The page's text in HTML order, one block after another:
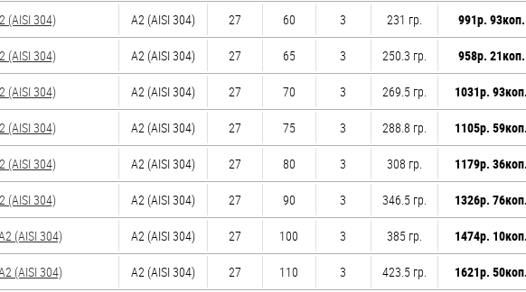
(AISI 304) А2 (AISI 304) 27 60 3 231 гр. 991р. 93коп.
(AISI 304) А2 (AISI 304) 27 65 3 250.3 гр. 958р. 21коп.
(AISI 304) А2 (AISI 304) 27 70 3 269.5 гр. 1031р. 93коп.
(AISI 304) А2 (AISI 304) 27 75 3 288.8 гр. 1105р. 59коп.
(AISI 304) А2 (AISI 304) 27 80 3 308 гр. 1179р. 36коп.
(AISI 304) А2 (AISI 304) 27 90 3 346.5 гр. 1326р. 76коп.
(AISI 304) А2 (AISI 304) 27 100 3 385 гр. 1474р. 10коп.
(AISI 304) А2 (AISI 304) 27 110 3 423.5 гр. 1621р. 50коп.